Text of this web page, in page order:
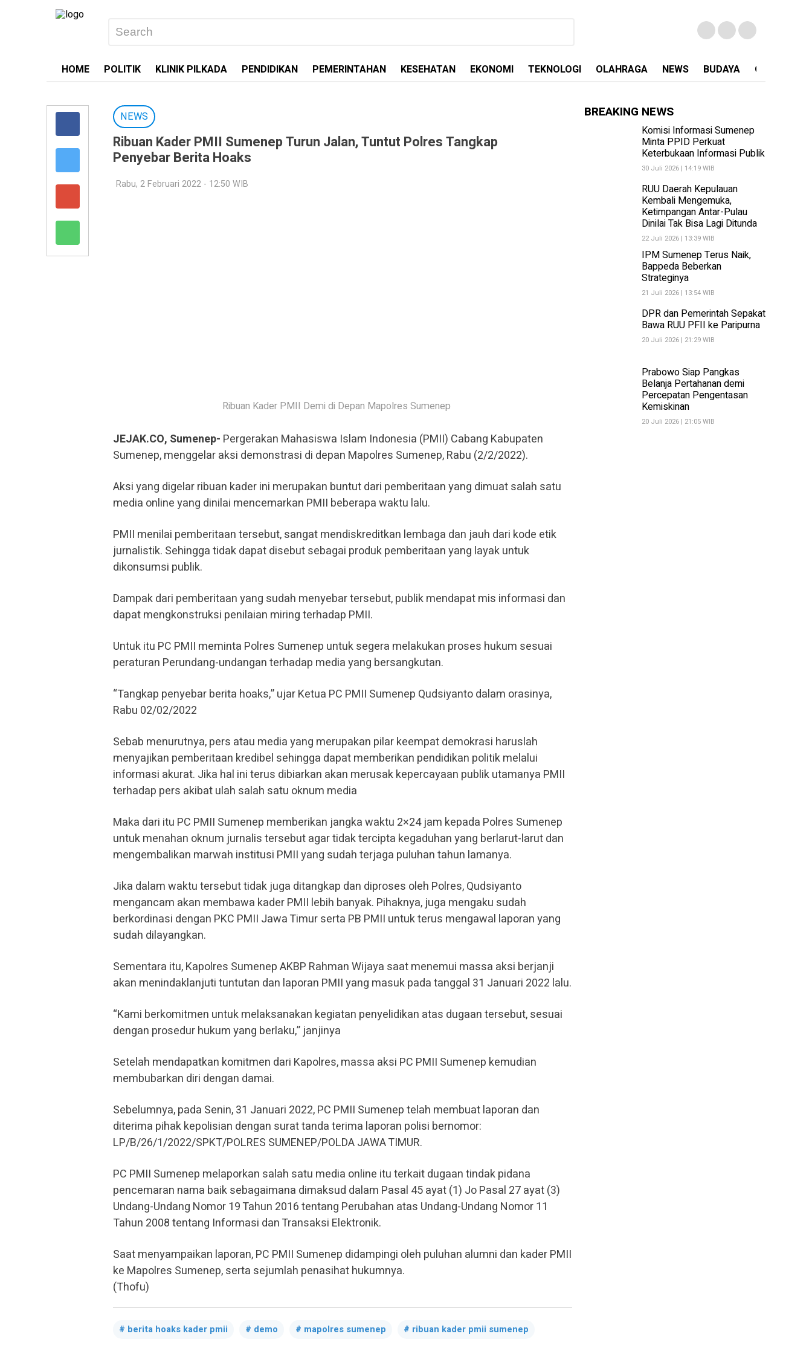
HOME POLITIK KLINIK PILKADA PENDIDIKAN PEMERINTAHAN KESEHATAN EKONOMI TEKNOLOGI OLAHRAGA NEWS BUDAYA OPINI
NEWS
Ribuan Kader PMII Sumenep Turun Jalan, Tuntut Polres Tangkap
Penyebar Berita Hoaks
Rabu, 2 Februari 2022 - 12:50 WIB
Ribuan Kader PMII Demi di Depan Mapolres Sumenep
JEJAK.CO, Sumenep- Pergerakan Mahasiswa Islam Indonesia (PMII) Cabang Kabupaten
Sumenep, menggelar aksi demonstrasi di depan Mapolres Sumenep, Rabu (2/2/2022).
Aksi yang digelar ribuan kader ini merupakan buntut dari pemberitaan yang dimuat salah satu
media online yang dinilai mencemarkan PMII beberapa waktu lalu.
PMII menilai pemberitaan tersebut, sangat mendiskreditkan lembaga dan jauh dari kode etik
jurnalistik. Sehingga tidak dapat disebut sebagai produk pemberitaan yang layak untuk
dikonsumsi publik.
Dampak dari pemberitaan yang sudah menyebar tersebut, publik mendapat mis informasi dan
dapat mengkonstruksi penilaian miring terhadap PMII.
Untuk itu PC PMII meminta Polres Sumenep untuk segera melakukan proses hukum sesuai
peraturan Perundang-undangan terhadap media yang bersangkutan.
“Tangkap penyebar berita hoaks,” ujar Ketua PC PMII Sumenep Qudsiyanto dalam orasinya,
Rabu 02/02/2022
Sebab menurutnya, pers atau media yang merupakan pilar keempat demokrasi haruslah
menyajikan pemberitaan kredibel sehingga dapat memberikan pendidikan politik melalui
informasi akurat. Jika hal ini terus dibiarkan akan merusak kepercayaan publik utamanya PMII
terhadap pers akibat ulah salah satu oknum media
Maka dari itu PC PMII Sumenep memberikan jangka waktu 2×24 jam kepada Polres Sumenep
untuk menahan oknum jurnalis tersebut agar tidak tercipta kegaduhan yang berlarut-larut dan
mengembalikan marwah institusi PMII yang sudah terjaga puluhan tahun lamanya.
Jika dalam waktu tersebut tidak juga ditangkap dan diproses oleh Polres, Qudsiyanto
mengancam akan membawa kader PMII lebih banyak. Pihaknya, juga mengaku sudah
berkordinasi dengan PKC PMII Jawa Timur serta PB PMII untuk terus mengawal laporan yang
sudah dilayangkan.
Sementara itu, Kapolres Sumenep AKBP Rahman Wijaya saat menemui massa aksi berjanji
akan menindaklanjuti tuntutan dan laporan PMII yang masuk pada tanggal 31 Januari 2022 lalu.
“Kami berkomitmen untuk melaksanakan kegiatan penyelidikan atas dugaan tersebut, sesuai
dengan prosedur hukum yang berlaku,” janjinya
Setelah mendapatkan komitmen dari Kapolres, massa aksi PC PMII Sumenep kemudian
membubarkan diri dengan damai.
Sebelumnya, pada Senin, 31 Januari 2022, PC PMII Sumenep telah membuat laporan dan
diterima pihak kepolisian dengan surat tanda terima laporan polisi bernomor:
LP/B/26/1/2022/SPKT/POLRES SUMENEP/POLDA JAWA TIMUR.
PC PMII Sumenep melaporkan salah satu media online itu terkait dugaan tindak pidana
pencemaran nama baik sebagaimana dimaksud dalam Pasal 45 ayat (1) Jo Pasal 27 ayat (3)
Undang-Undang Nomor 19 Tahun 2016 tentang Perubahan atas Undang-Undang Nomor 11
Tahun 2008 tentang Informasi dan Transaksi Elektronik.
Saat menyampaikan laporan, PC PMII Sumenep didampingi oleh puluhan alumni dan kader PMII
ke Mapolres Sumenep, serta sejumlah penasihat hukumnya.
(Thofu)
berita hoaks kader pmii demo mapolres sumenep ribuan kader pmii sumenep
BREAKING NEWS
Komisi Informasi Sumenep
Minta PPID Perkuat
Keterbukaan Informasi Publik
30 Juli 2026 | 14:19 WIB
RUU Daerah Kepulauan
Kembali Mengemuka,
Ketimpangan Antar-Pulau
Dinilai Tak Bisa Lagi Ditunda
22 Juli 2026 | 13:39 WIB
IPM Sumenep Terus Naik,
Bappeda Beberkan
Strateginya
21 Juli 2026 | 13:54 WIB
DPR dan Pemerintah Sepakat
Bawa RUU PFII ke Paripurna
20 Juli 2026 | 21:29 WIB
Prabowo Siap Pangkas
Belanja Pertahanan demi
Percepatan Pengentasan
Kemiskinan
20 Juli 2026 | 21:05 WIB